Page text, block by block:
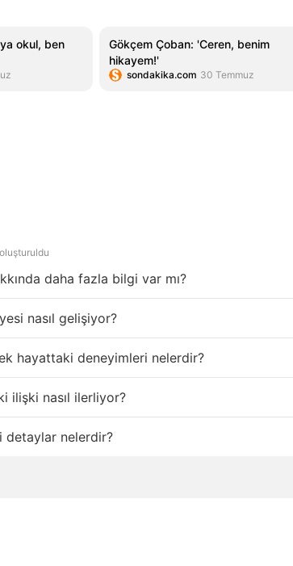
okul, ben
Gökçem Çoban: 'Ceren, benim
hikayem!'
sondakika.com 30 Temmuz
daha fazla bilgi var mı?
nasıl gelişiyor?
hayattaki deneyimleri nelerdir?
ilişki nasıl ilerliyor?
detaylar nelerdir?